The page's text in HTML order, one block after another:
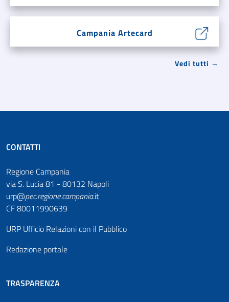
Campania Artecard
Vedi tutti →
CONTATTI
Regione Campania
via S. Lucia 81 - 80132 Napoli
urp@pec.regione.campania.it
CF 80011990639
URP Ufficio Relazioni con il Pubblico
Redazione portale
TRASPARENZA